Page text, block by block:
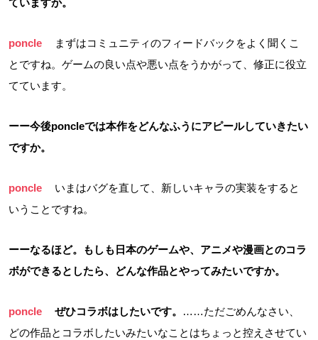
ていますか。
poncle
まずはコミュニティのフィードバックをよく聞くこ
とですね。ゲームの良い点や悪い点をうかがって、修正に役立
てています。
ーー今後poncleでは本作をどんなふうにアピールしていきたい
ですか。
poncle
いまはバグを直して、新しいキャラの実装をすると
いうことですね。
ーーなるほど。もしも日本のゲームや、アニメや漫画とのコラ
ボができるとしたら、どんな作品とやってみたいですか。
poncle ぜひコラボはしたいです。
……ただごめんなさい、
どの作品とコラボしたいみたいなことはちょっと控えさせてい